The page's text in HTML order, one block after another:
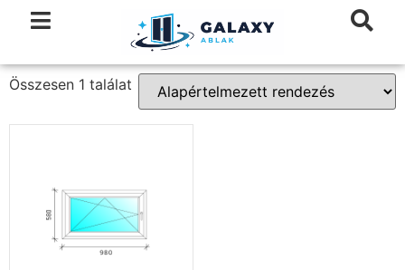
Összesen 1 találat